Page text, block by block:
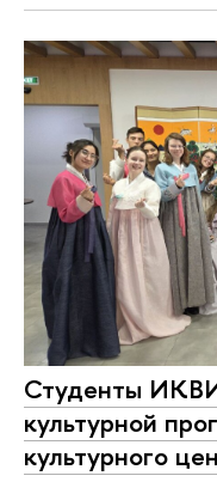
Студенты
культурной
культурного